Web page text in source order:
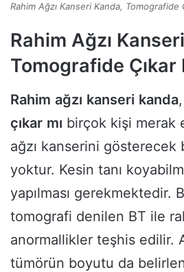
Rahim Ağzı Kanseri Kanda, Tomografide
Rahim Ağzı
Tomografide Çıkar
Rahim ağzı kanseri kanda,
çıkar mı birçok kişi merak
ağzı kanserini gösterecek
yoktur. Kesin tanı
yapılması gerekmektedir.
tomografi denilen BT ile
anormallikler teşhis edilir.
tümörün boyutu da